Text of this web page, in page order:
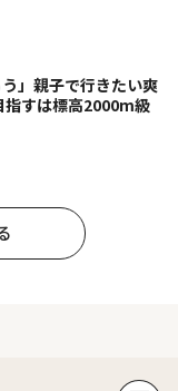
」親子で行きたい爽
指すは標高2000m級